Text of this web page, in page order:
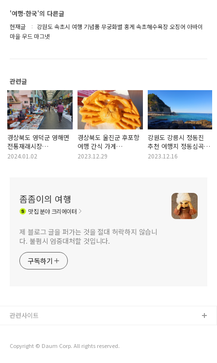
'여행-한국'의 다른글
현재글
강원도 속초시 여행 기념품 무궁화별 홍게 속초해수욕장 오징어 아바이
마을 우드 마그넷
관련글
경상북도 영덕군 영해면
전통재래시장
영해만세시장 오일장
2024.01.02
경상북도 울진군 후포항
여행 간식 가게
울진대게빵 본점
2023.12.29
강원도 강릉시 정동진
추천 여행지 정동심곡
바다부채길
2023.12.16
좀좀이의 여행
맛집분야 크리에이터
제 블로그 글을 퍼가는 것을 절대 허락하지 않습니
다. 불펌시 엄중대처할 것입니다.
구독하기
Copyright © Daum Corp. All rights reserved.
관련사이트